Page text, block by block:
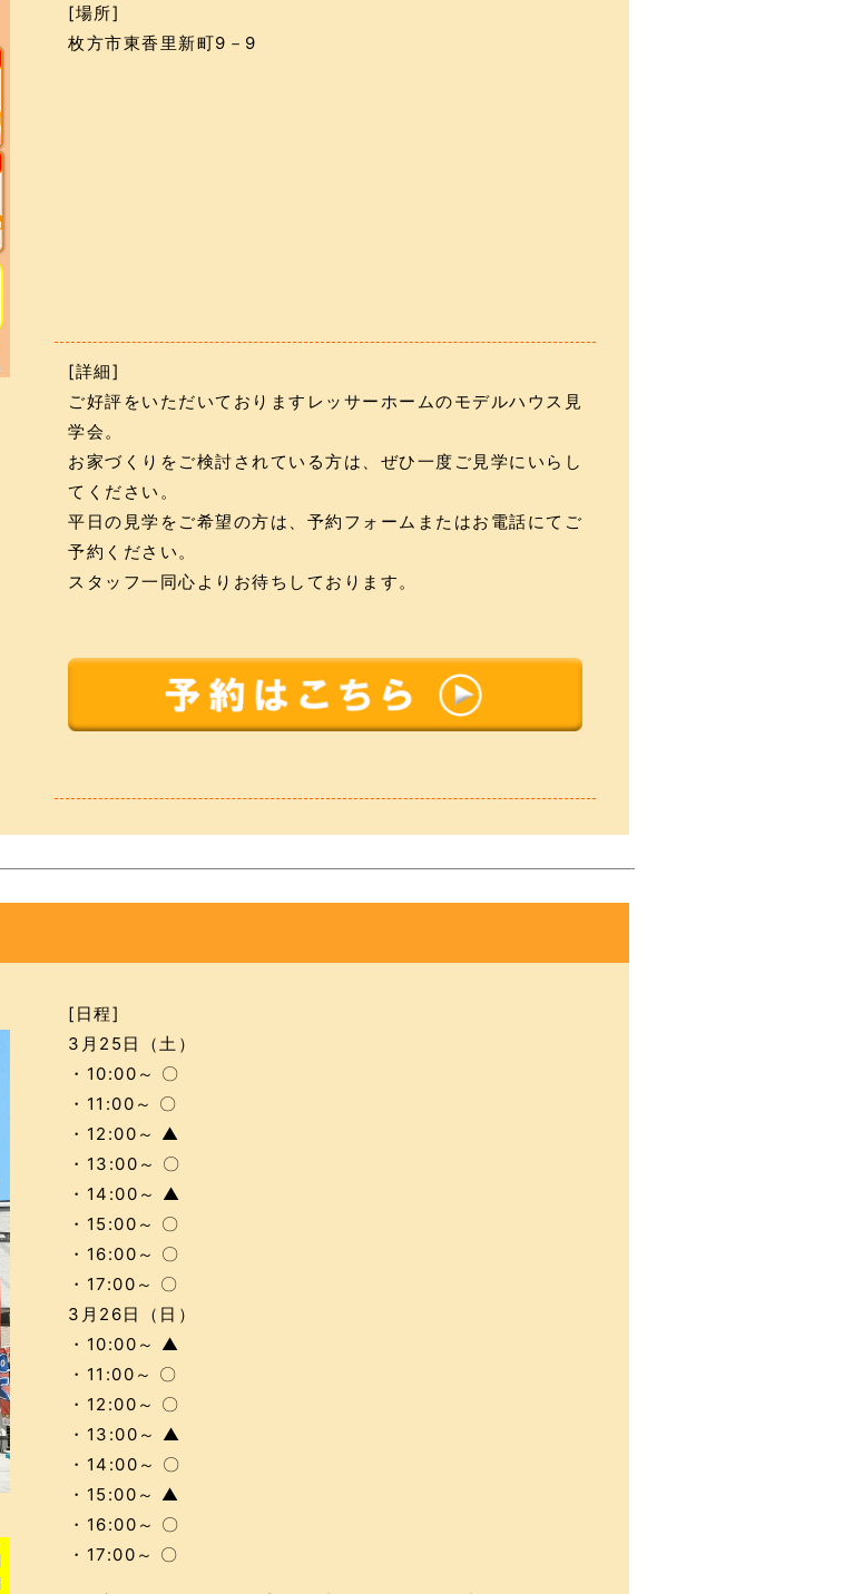
[場所]
枚方市東香里新町9－9
[詳細]
ご好評をいただいておりますレッサーホームのモデルハウス見
学会。
お家づくりをご検討されている方は、ぜひ一度ご見学にいらし
てください。
平日の見学をご希望の方は、予約フォームまたはお電話にてご
予約ください。
スタッフ一同心よりお待ちしております。
[日程]
3月25日（土）
・10:00～ 〇
・11:00～ 〇
・12:00～ ▲
・13:00～ 〇
・14:00～ ▲
・15:00～ 〇
・16:00～ 〇
・17:00～ 〇
3月26日（日）
・10:00～ ▲
・11:00～ 〇
・12:00～ 〇
・13:00～ ▲
・14:00～ 〇
・15:00～ ▲
・16:00～ 〇
・17:00～ 〇